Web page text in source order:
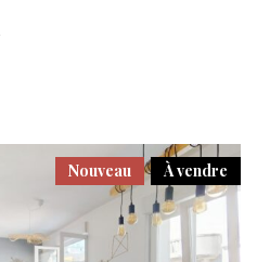
À vendre
Nouveau